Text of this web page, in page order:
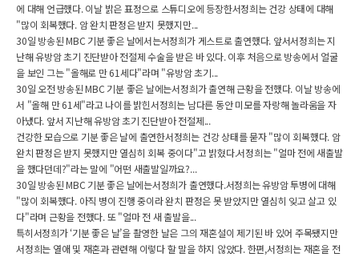
에 대해 언급했다. 이날 밝은 표정으로 스튜디오에 등장한서정희는 건강 상태에 대해
"많이 회복했다. 암 완치 판정은 받지 못했지만...
30일 방송된 MBC 기분 좋은 날에서는서정희가 게스트로 출연했다. 앞서서정희는 지
난해 유방암 초기 진단받아 전절제 수술을 받은 바 있다. 이후 처음으로 방송에서 얼굴
을 보인 그는 "올해로 만 61세다"라며 "유방암 초기...
30일 오전 방송된 MBC 기분 좋은 날에는서정희가 출연해 근황을 전했다. 이날 방송에
서 "올해 만 61세"라고 나이를 밝힌서정희는 남다른 동안 미모를 자랑해 놀라움을 자
아냈다. 앞서 지난해 유방암 초기 진단받아 전절제...
건강한 모습으로 기분 좋은 날에 출연한서정희는 건강 상태를 묻자 "많이 회복했다. 암
완치 판정은 받지 못했지만 열심히 회복 중이다"고 밝혔다.서정희는 "얼마 전에 새출발
을 했다던데?"라는 말에 "어떤 새출발일까요?...
30일 방송된 MBC 기분 좋은 날에는서정희가 출연했다.서정희는 유방암 투병에 대해
"많이 회복했다. 아직 병이 진행 중이라 완치 판정은 못 받았지만 열심히 잊고 살고 있
다"라며 근황을 전했다. 또 "얼마 전 새 출발을...
특히서정희가 ‘기분 좋은 날’을 촬영한 날은 그의 재혼설이 제기된 바 있어 주목됐지만
서정희는 열애 및 재혼과 관련해 이렇다 할 말을 하지 않았다. 한편,서정희는 재혼을 전